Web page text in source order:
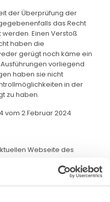
der Überprüfung der
das Recht
Einen Verstoß
haben die
gerügt noch käme ein
vorliegend
haben sie nicht
in der
zu haben.
vom 2.Februar 2024
Webseite des